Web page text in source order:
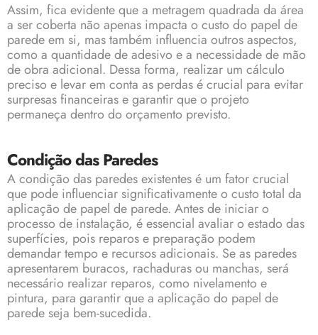
Assim, fica evidente que a metragem quadrada da área
a ser coberta não apenas impacta o custo do papel de
parede em si, mas também influencia outros aspectos,
como a quantidade de adesivo e a necessidade de mão
de obra adicional. Dessa forma, realizar um cálculo
preciso e levar em conta as perdas é crucial para evitar
surpresas financeiras e garantir que o projeto
permaneça dentro do orçamento previsto.
Condição das Paredes
A condição das paredes existentes é um fator crucial
que pode influenciar significativamente o custo total da
aplicação de papel de parede. Antes de iniciar o
processo de instalação, é essencial avaliar o estado das
superfícies, pois reparos e preparação podem
demandar tempo e recursos adicionais. Se as paredes
apresentarem buracos, rachaduras ou manchas, será
necessário realizar reparos, como nivelamento e
pintura, para garantir que a aplicação do papel de
parede seja bem-sucedida.